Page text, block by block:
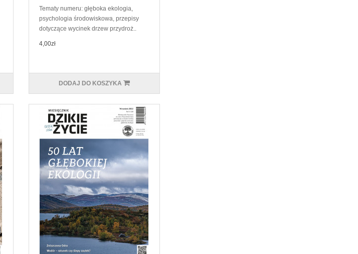
Tematy numeru: głęboka ekologia,
psychologia środowiskowa, przepisy
dotyczące wycinek drzew przydroż..
4,00zł
DODAJ DO KOSZYKA